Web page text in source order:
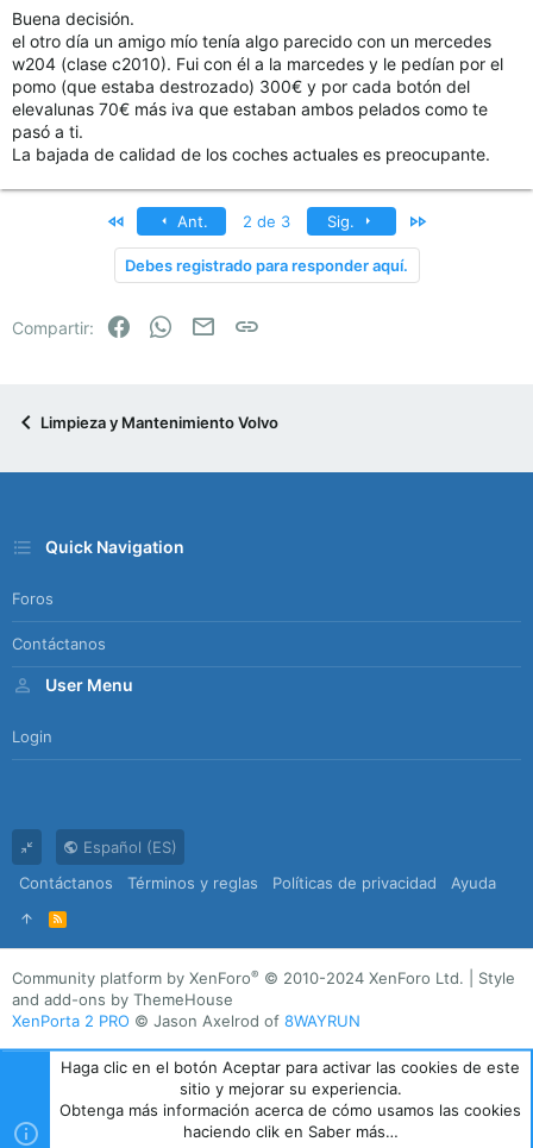
Buena decisión.
el otro día un amigo mío tenía algo parecido con un mercedes
w204 (clase c2010). Fui con él a la marcedes y le pedían por el
pomo (que estaba destrozado) 300€ y por cada botón del
elevalunas 70€ más iva que estaban ambos pelados como te
pasó a ti.
La bajada de calidad de los coches actuales es preocupante.
PrimeroAnt. 2 de 3 Sig.
Debes registrado para responder aquí.
Compartir: FacebookWhatsApp
EmailEnlace
Limpieza y Mantenimiento Volvo
Quick Navigation
Foros
Contáctanos
User Menu
Login
Español (ES)
Contáctanos
Términos y reglas Políticas de privacidad Ayuda
R
S
Community platform by XenForo® © 2010-2024 XenForo Ltd.
Style
and add-ons by ThemeHouse
XenPorta 2 PRO © Jason Axelrod of 8WAYRUN
Haga clic en el botón Aceptar para activar las cookies de este
sitio y mejorar su experiencia.
Obtenga más información acerca de cómo usamos las cookies
haciendo clik en Saber más…